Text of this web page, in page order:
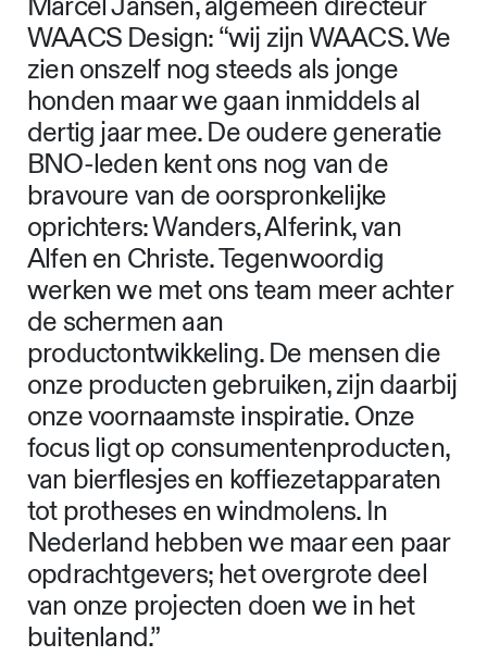
Marcel Jansen, algemeen directeur
WAACS Design: “wij zijn WAACS. We
zien onszelf nog steeds als jonge
honden maar we gaan inmiddels al
dertig jaar mee. De oudere generatie
BNO-leden kent ons nog van de
bravoure van de oorspronkelijke
oprichters: Wanders, Alferink, van
Alfen en Christe. Tegenwoordig
werken we met ons team meer achter
de schermen aan
productontwikkeling. De mensen die
onze producten gebruiken, zijn daarbij
onze voornaamste inspiratie. Onze
focus ligt op consumentenproducten,
van bierflesjes en koffiezetapparaten
tot protheses en windmolens. In
Nederland hebben we maar een paar
opdrachtgevers; het overgrote deel
van onze projecten doen we in het
buitenland.”